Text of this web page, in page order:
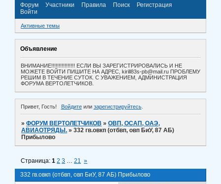
Форум Участники Правила Поиск
Регистрация
Войти
Активные темы
Объявление
ВНИМАНИЕ!!!!!!!!!!!!!!!! ЕСЛИ ВЫ ЗАРЕГИСТРИРОВАЛИСЬ И НЕ
МОЖЕТЕ ВОЙТИ ПИШИТЕ НА АДРЕС, kirill83s-pb@mail.ru ПРОБЛЕМУ
РЕШИМ В ТЕЧЕНИЕ СУТОК. С УВАЖЕНИЕМ, АДМИНИСТРАЦИЯ
ФОРУМА ВЕРТОЛЕТЧИКОВ.
Привет, Гость! Войдитеили зарегистрируйтесь.
»ФОРУМ ВЕРТОЛЕТЧИКОВ »ОВП, ОСАП, ОАЭ,
АВИАОТРЯДЫ. »332 гв.овкп (отбвп, овп БиУ, 87 АБ)
Прибылово
332 гв.овкп (отбвп, овп БиУ, 87 АБ) Прибылово
Страница:1 2 3 … 21 »